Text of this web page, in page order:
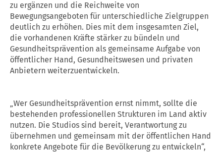
zu ergänzen und die Reichweite von
Bewegungsangeboten für unterschiedliche Zielgruppen
deutlich zu erhöhen. Dies mit dem insgesamten Ziel,
die vorhandenen Kräfte stärker zu bündeln und
Gesundheitsprävention als gemeinsame Aufgabe von
öffentlicher Hand, Gesundheitswesen und privaten
Anbietern weiterzuentwickeln.
„Wer Gesundheitsprävention ernst nimmt, sollte die
bestehenden professionellen Strukturen im Land aktiv
nutzen. Die Studios sind bereit, Verantwortung zu
übernehmen und gemeinsam mit der öffentlichen Hand
konkrete Angebote für die Bevölkerung zu entwickeln“,